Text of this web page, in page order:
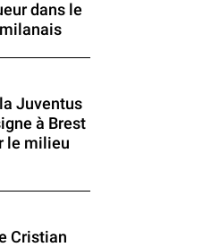
dans le
Juventus
à Brest
le milieu
Cristian